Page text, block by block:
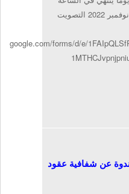
التاسعة من مساء الأربعاء 30 نوفمبر 2022 التصويت
forms/d/e/
عن شفافية عقود